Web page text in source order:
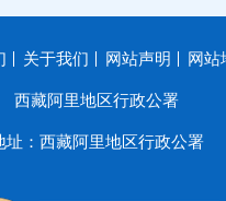
关于我们 网站声明 网站
西藏阿里地区行政公署
址：西藏阿里地区行政公署